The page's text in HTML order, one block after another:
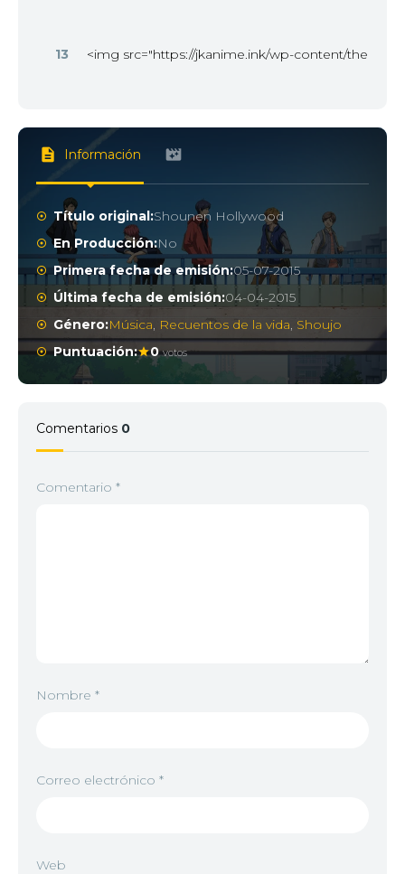
13 <img src="https://jkanime.ink/wp-content/
Información
Título original:Shounen Hollywood
En Producción:No
Primera fecha de emisión:05-07-2015
Última fecha de emisión:04-04-2015
Género:Música, Recuentos de la vida, Shoujo
Puntuación:
0 votos
Comentarios 0
Comentario *
Nombre *
Correo electrónico *
Web